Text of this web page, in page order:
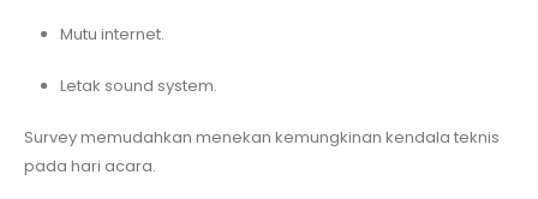
Mutu internet.
Letak sound system.
Survey memudahkan menekan kemungkinan kendala teknis
pada hari acara.